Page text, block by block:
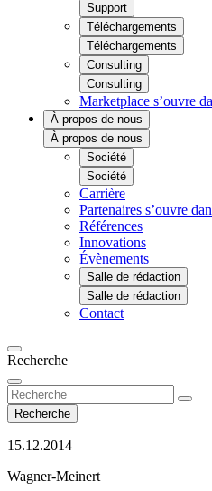
Support
Téléchargements
Téléchargements
Consulting
Consulting
Marketplace s’ouvre
À propos de nous
À propos de nous
Société
Société
Carrière
Partenaires s’ouvre
Références
Innovations
Évènements
Salle de rédaction
Salle de rédaction
Contact
Recherche
Recherche
15.12.2014
Wagner-Meinert